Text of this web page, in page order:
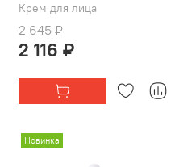
Крем для лица
2 645 ₽
2 116 ₽
Новинка